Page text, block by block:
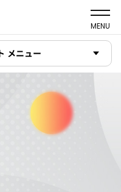
MENU
メニュー